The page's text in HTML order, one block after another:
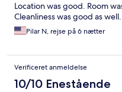
Location was good. Room
Cleanliness was good as
Pilar N, rejse på 6 nætter
Verificeret anmeldelse
10/10 Enestående